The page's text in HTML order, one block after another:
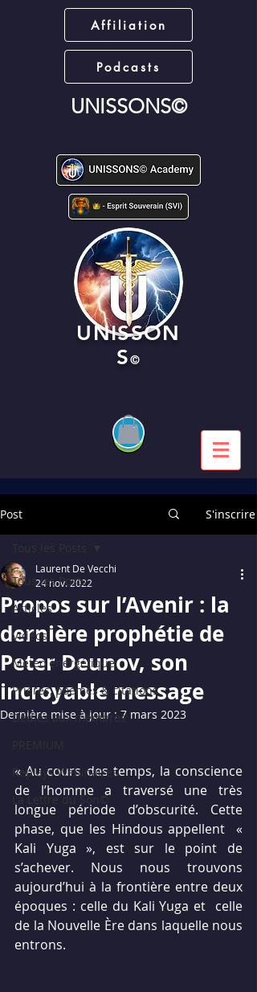
Affiliation
Podcasts
UNISSONS©
UNISSON
S©
Post S'inscrire
Tous les Posts
Articles
Vidéos
Météo énergétique
Prières, poèmes & citations
Dédiés aux membres
Replays Webinaires
La Lettre du Son©
Propos sur l’Avenir : la
dernière prophétie de
Peter Deunov, son
incroyable message
Laurent De Vecchi
24 nov. 2022
Dernière mise à jour : 7 mars 2023
« Au cours des temps, la conscience
de l’homme a traversé une très
longue période d’obscurité. Cette
phase, que les Hindous appellent  «
Kali Yuga », est sur le point de
s’achever. Nous nous trouvons
aujourd’hui à la frontière entre deux
époques : celle du Kali Yuga et  celle
de la Nouvelle Ère dans laquelle nous
entrons.